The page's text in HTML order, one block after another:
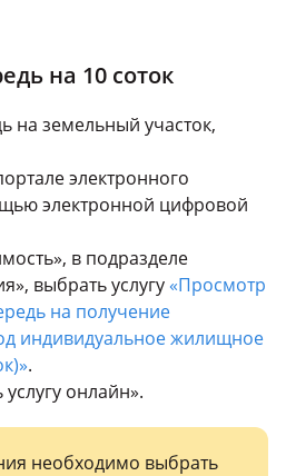
на 10 соток
на земельный участок,
электронного
электронной цифровой
в подразделе
выбрать услугу «Просмотр
на получение
индивидуальное жилищное
.
онлайн».
необходимо выбрать